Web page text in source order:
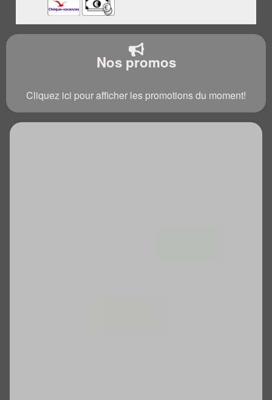
Nos promos
Cliquez ici pour afficher les promotions du moment!